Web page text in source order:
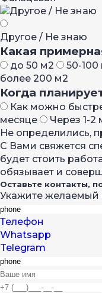
Другое / Не знаю
Какая
до 50 м2 50-100
более 200 м2
Когда
Как можно
месяце
Через 1-2
Не определились,
С Вами свяжется
будет стоить
обязывает и
Оставьте контакты,
Укажите желаемый
Телефон
Whatsapp
Telegram